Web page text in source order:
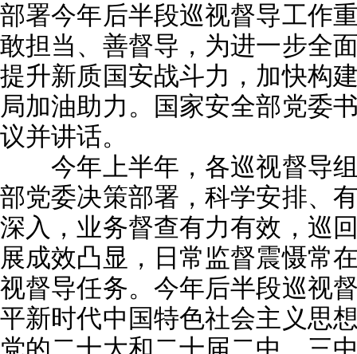
部署今年后半段巡视督导工作
敢担当、善督导，为进一步全
提升新质国安战斗力，加快构
局加油助力。国家安全部党委
议并讲话。
今年上半年，各巡视督导组
部党委决策部署，科学安排、
深入，业务督查有力有效，巡
展成效凸显，日常监督震慑常
视督导任务。今年后半段巡视
平新时代中国特色社会主义思